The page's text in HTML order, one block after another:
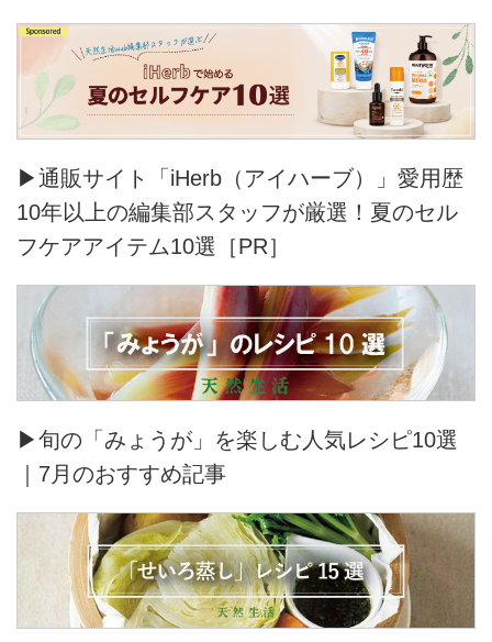
▶通販サイト「iHerb（アイハーブ）」愛用歴
10年以上の編集部スタッフが厳選！夏のセル
フケアアイテム10選［PR］
▶旬の「みょうが」を楽しむ人気レシピ10選
｜7月のおすすめ記事